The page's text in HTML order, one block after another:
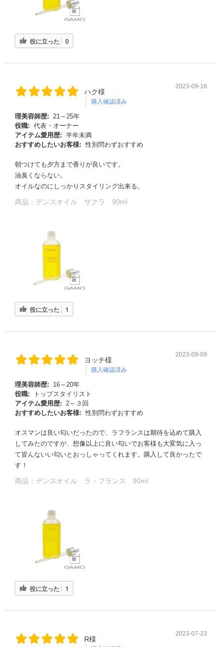
役に立った 0
ハク様
購入確認済み
2023-09-16
理美容師歴:
21～25年
役職: 代表・オーナー
アイテム愛用歴: 半年未満
おすすめしたいお客様: 性別問わずおすすめ
朝つけても夕方まで香りが良いです。
油臭くならない。
オイルなのにしっかりスタイリング出来る。
商品： デンスオイル サクラ 90ml
役に立った 1
ヨッチ様
購入確認済み
2023-09-09
理美容師歴:
16～20年
役職:
トップスタイリスト
アイテム愛用歴:
2～３回
おすすめしたいお客様: 性別問わずおすすめ
オスマンは良い匂いだったので、ラフランスは期待を込めて購入
してみたのですが、想像以上に良い匂いでお客様も大変気に入っ
て皆んないい匂いとおっしゃってくれます。購入して良かったで
す！
商品： デンスオイル ラ・フランス 90ml
役に立った 1
R様
2023-07-23